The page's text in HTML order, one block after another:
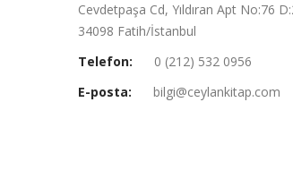
Cevdetpaşa Cd, Yıldıran Apt No:76
34098 Fatih/İstanbul
Telefon:
0 (212) 532 0956
E-posta:
bilgi@ceylankitap.com